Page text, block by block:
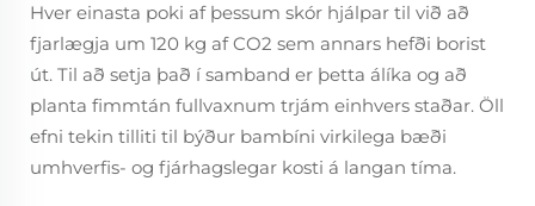
Hver einasta poki af þessum skór hjálpar til við að
fjarlægja um 120 kg af CO2 sem annars hefði borist
út. Til að setja það í samband er þetta álíka og að
planta fimmtán fullvaxnum trjám einhvers staðar. Öll
efni tekin tilliti til býður bambíni virkilega bæði
umhverfis- og fjárhagslegar kosti á langan tíma.